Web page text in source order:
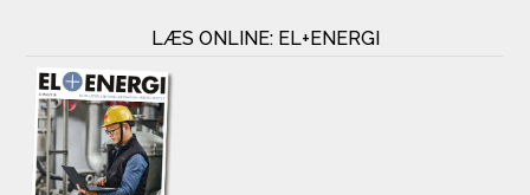
LÆS ONLINE: EL+ENERGI